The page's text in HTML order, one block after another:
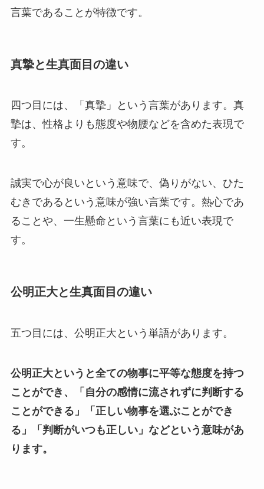
言葉であることが特徴です。
真摯と生真面目の違い
四つ目には、「真摯」という言葉があります。真
摯は、性格よりも態度や物腰などを含めた表現で
す。
誠実で心が良いという意味で、偽りがない、ひた
むきであるという意味が強い言葉です。熱心であ
ることや、一生懸命という言葉にも近い表現で
す。
公明正大と生真面目の違い
五つ目には、公明正大という単語があります。
公明正大というと全ての物事に平等な態度を持つ
ことができ、「自分の感情に流されずに判断する
ことができる」「正しい物事を選ぶことができ
る」「判断がいつも正しい」などという意味があ
ります。